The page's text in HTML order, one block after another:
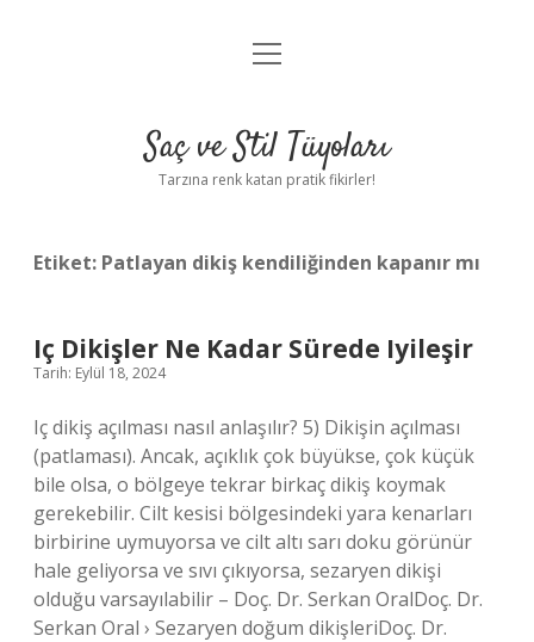
Anasayfa
Yasal Uyarı
menüyü
Saç ve Stil Tüyoları
Tarzına renk katan pratik fikirler!
Etiket: Patlayan dikiş kendiliğinden kapanır mı
Iç Dikişler Ne Kadar Sürede Iyileşir
Tarih: Eylül 18, 2024
Iç dikiş açılması nasıl anlaşılır? 5) Dikişin açılması
(patlaması). Ancak, açıklık çok büyükse, çok küçük
bile olsa, o bölgeye tekrar birkaç dikiş koymak
gerekebilir. Cilt kesisi bölgesindeki yara kenarları
birbirine uymuyorsa ve cilt altı sarı doku görünür
hale geliyorsa ve sıvı çıkıyorsa, sezaryen dikişi
olduğu varsayılabilir – Doç. Dr. Serkan OralDoç. Dr.
Serkan Oral › Sezaryen doğum dikişleriDoç. Dr.